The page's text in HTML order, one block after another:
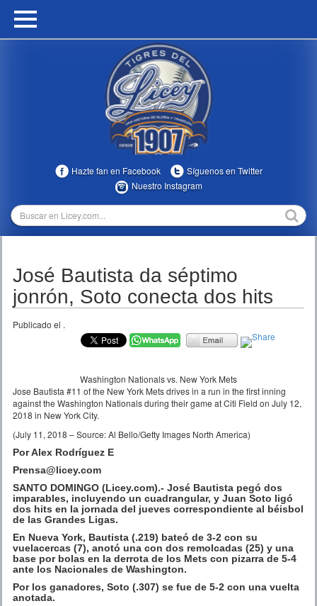
HOME
MULTIMEDIA
TEMPORADAS
Hazte fan en Facebook
Síguenos en Twitter
Nuestro Instagram
José Bautista da séptimo
jonrón, Soto conecta dos hits
Publicado el .
Washington Nationals vs. New York Mets
Jose Bautista #11 of the New York Mets drives in a run in the first inning
against the Washington Nationals during their game at Citi Field on July 12,
2018 in New York City.
(July 11, 2018 – Source: Al Bello/Getty Images North America)
Por Alex Rodríguez E
Prensa@licey.com
SANTO DOMINGO (Licey.com).- José Bautista pegó dos
imparables, incluyendo un cuadrangular, y Juan Soto ligó
dos hits en la jornada del jueves correspondiente al béisbol
de las Grandes Ligas.
En Nueva York, Bautista (.219) bateó de 3-2 con su
vuelacercas (7), anotó una con dos remolcadas (25) y una
base por bolas en la derrota de los Mets con pizarra de 5-4
ante los Nacionales de Washington.
Por los ganadores, Soto (.307) se fue de 5-2 con una vuelta
anotada.